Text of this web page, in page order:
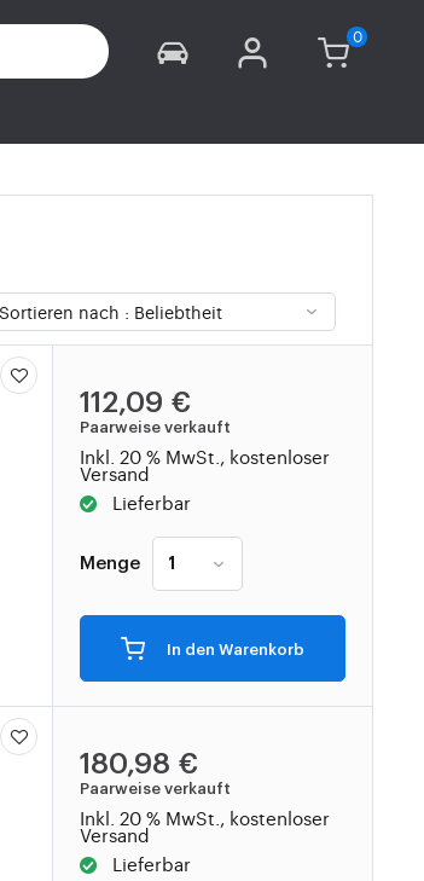
112,09 €
Paarweise verkauft
Inkl. 20 % MwSt., kostenloser
Versand
Lieferbar
Menge
In den Warenkorb
180,98 €
Paarweise verkauft
Inkl. 20 % MwSt., kostenloser
Versand
Lieferbar